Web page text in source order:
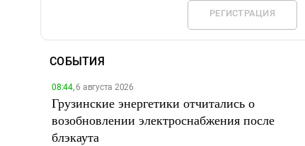
РЕГИСТРАЦИЯ
СОБЫТИЯ
08:44,6 августа 2026
Грузинские энергетики отчитались о
возобновлении электроснабжения после
блэкаута